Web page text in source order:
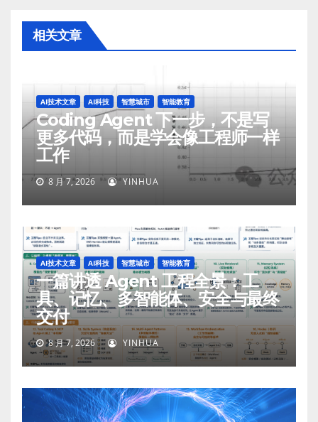
相关文章
AI技术文章 AI科技 智慧城市 智能教育
Coding Agent 下一步，不是写
更多代码，而是学会像工程师一样
工作
8 月 7, 2026 YINHUA
AI技术文章 AI科技 智慧城市 智能教育
一篇讲透 Agent 工程全景：工
具、记忆、多智能体、安全与最终
交付
8 月 7, 2026 YINHUA